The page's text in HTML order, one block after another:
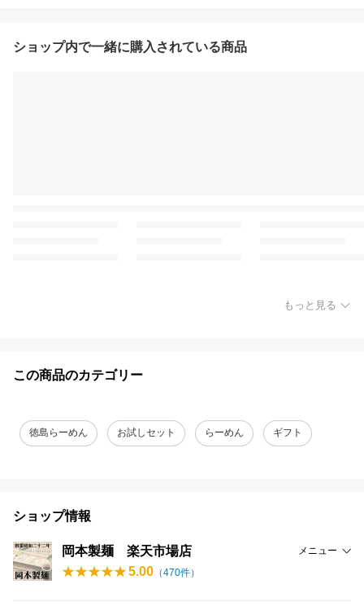
ショップ内で一緒に購入されている商品
もっと見る
この商品のカテゴリー
徳島らーめん お試しセット らーめん ギフト
ショップ情報
岡本製麺 楽天市場店 メニュー
5.00 （470件）